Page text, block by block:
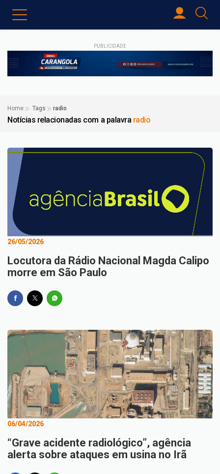
PUBLICIDADE
Home Tags radio
Notícias relacionadas com a palavra radio
26/05/2026
Locutora da Rádio Nacional Magda Calipo
morre em São Paulo
06/04/2026
“Grave acidente radiológico”, agência
alerta sobre ataques em usina no Irã